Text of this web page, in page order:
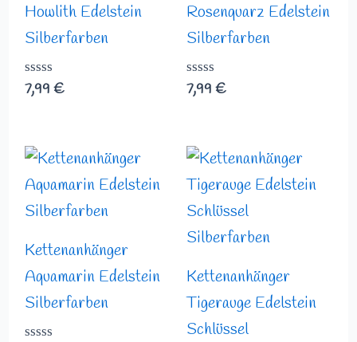
Howlith Edelstein
Silberfarben
Bewertet
mit
7,99 €
Rosenquarz Edelstein
Silberfarben
Bewertet
mit
7,99 €
Kettenanhänger
Aquamarin Edelstein
Silberfarben
Kettenanhänger
Tigerauge Edelstein
Schlüssel